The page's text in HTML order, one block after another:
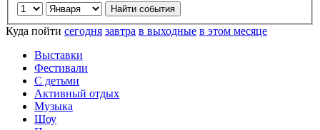
Куда пойти сегодня завтра в выходные в этом месяце
Выставки
Фестивали
С детьми
Активный отдых
Музыка
Шоу